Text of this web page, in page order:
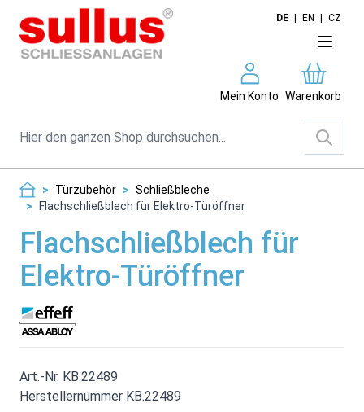
Direkt zum Inhalt
DE EN CZ
Mein Konto Warenkorb
Suche
> Türzubehör > Schließbleche
>
Flachschließblech für Elektro-Türöffner
Flachschließblech für
Elektro-Türöffner
Art.-Nr. KB.22489
Herstellernummer KB.22489